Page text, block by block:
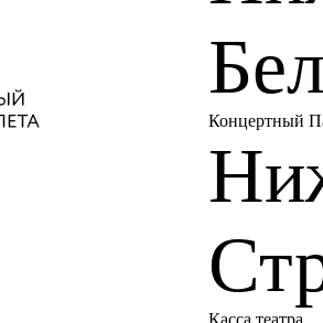
Концертный
Касса театра